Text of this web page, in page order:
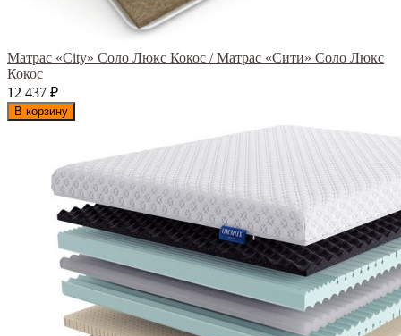
Матрас «City» Соло Люкс Кокос / Матрас «Сити» Соло Люкс
Кокос
12 437 ₽
В корзину